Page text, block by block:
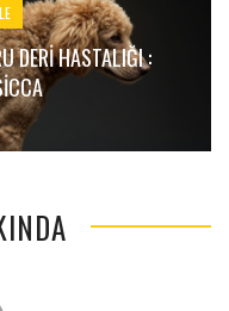
DERI HASTALIĞI :